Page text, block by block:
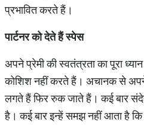
प्रभावित करते हैं।
पार्टनर को देते हैं स्पेस
अपने प्रेमी की स्वतंत्रता का पूरा
कोशिश नहीं करते हैं। अचानक से
लगते हैं फिर रुक जाते हैं। कई बार
है। कई बार इन्हें समझ नहीं आता है कि